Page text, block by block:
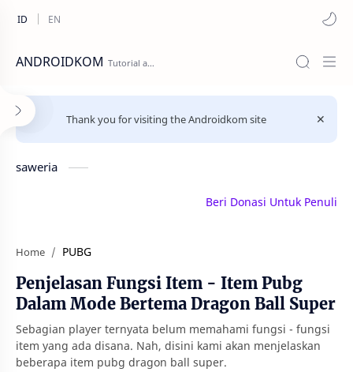
ANDROIDKOM
Thank you for visiting the Androidkom site
saweria
Beri Donasi Untuk Penulis |
Home PUBG
Penjelasan Fungsi Item - Item Pubg
Dalam Mode Bertema Dragon Ball Super
Sebagian player ternyata belum memahami fungsi - fungsi
item yang ada disana. Nah, disini kami akan menjelaskan
beberapa item pubg dragon ball super.